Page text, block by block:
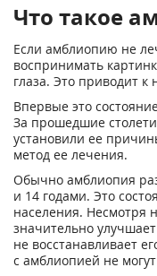
Что такое
Если амблиопию не
воспринимать
глаза. Это приводит
Впервые это
За прошедшие
установили ее
метод ее лечения.
Обычно амблиопия
и 14 годами. Это
населения. Несмотря
значительно
не восстанавливает
с амблиопией не